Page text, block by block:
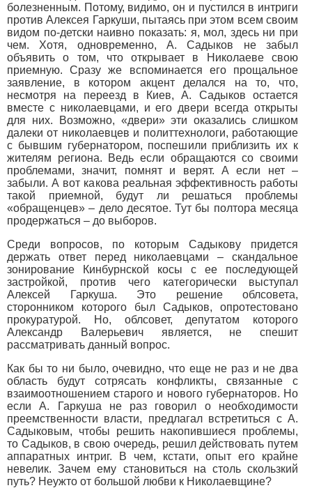
болезненным. Потому, видимо, он и пустился в интриги
против Алексея Гаркуши, пытаясь при этом всем своим
видом по-детски наивно показать: я, мол, здесь ни при
чем. Хотя, одновременно, А. Садыков не забыл
объявить о том, что открывает в Николаеве свою
приемную. Сразу же вспоминается его прощальное
заявление, в котором акцент делался на то, что,
несмотря на переезд в Киев, А. Садыков остается
вместе с николаевцами, и его двери всегда открыты
для них. Возможно, «двери» эти оказались слишком
далеки от николаевцев и политтехнологи, работающие
с бывшим губернатором, поспешили приблизить их к
жителям региона. Ведь если обращаются со своими
проблемами, значит, помнят и верят. А если нет –
забыли. А вот какова реальная эффективность работы
такой приемной, будут ли решаться проблемы
«обращенцев» – дело десятое. Тут бы полтора месяца
продержаться – до выборов.
Среди вопросов, по которым Садыкову придется
держать ответ перед николаевцами – скандальное
зонирование Кинбурнской косы с ее последующей
застройкой, против чего категорически выступал
Алексей Гаркуша. Это решение облсовета,
сторонником которого был Садыков, опротестовано
прокуратурой. Но, облсовет, депутатом которого
Александр Валерьевич является, не спешит
рассматривать данный вопрос.
Как бы то ни было, очевидно, что еще не раз и не два
область будут сотрясать конфликты, связанные с
взаимоотношением старого и нового губернаторов. Но
если А. Гаркуша не раз говорил о необходимости
преемственности власти, предлагал встретиться с А.
Садыковым, чтобы решить накопившиеся проблемы,
то Садыков, в свою очередь, решил действовать путем
аппаратных интриг. В чем, кстати, опыт его крайне
невелик. Зачем ему становиться на столь скользкий
путь? Неужто от большой любви к Николаевщине?